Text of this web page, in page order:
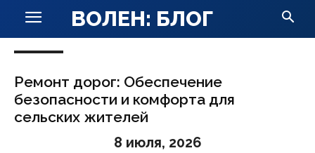
ВОЛЕН: БЛОГ
Ремонт дорог: Обеспечение
безопасности и комфорта для
сельских жителей
8 июля, 2026